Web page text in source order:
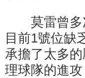
莫雷曾多
目前1號位缺
承擔了太多
理球隊的進